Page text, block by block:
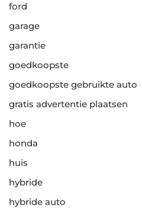
ford
garage
garantie
goedkoopste
goedkoopste gebruikte auto
gratis advertentie plaatsen
hoe
honda
huis
hybride
hybride auto